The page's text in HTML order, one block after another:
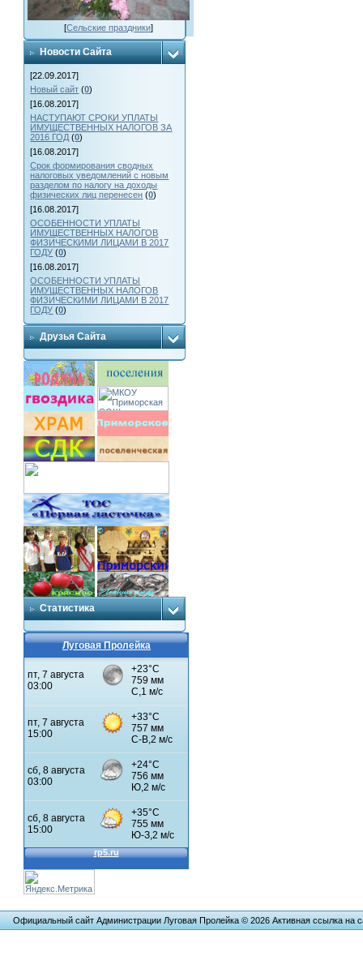
[Сельские праздники]
Новости Сайта
[22.09.2017]
Новый сайт (0)
[16.08.2017]
НАСТУПАЮТ СРОКИ УПЛАТЫ
ИМУЩЕСТВЕННЫХ НАЛОГОВ ЗА
2016 ГОД (0)
[16.08.2017]
Срок формирования сводных
налоговых уведомлений с новым
разделом по налогу на доходы
физических лиц перенесен (0)
[16.08.2017]
ОСОБЕННОСТИ УПЛАТЫ
ИМУЩЕСТВЕННЫХ НАЛОГОВ
ФИЗИЧЕСКИМИ ЛИЦАМИ В 2017
ГОДУ (0)
[16.08.2017]
ОСОБЕННОСТИ УПЛАТЫ
ИМУЩЕСТВЕННЫХ НАЛОГОВ
ФИЗИЧЕСКИМИ ЛИЦАМИ В 2017
ГОДУ (0)
Друзья Сайта
Статистика
Луговая Пролейка
Официальный сайт Администрации Луговая Пролейка © 2026 Активная ссылка на